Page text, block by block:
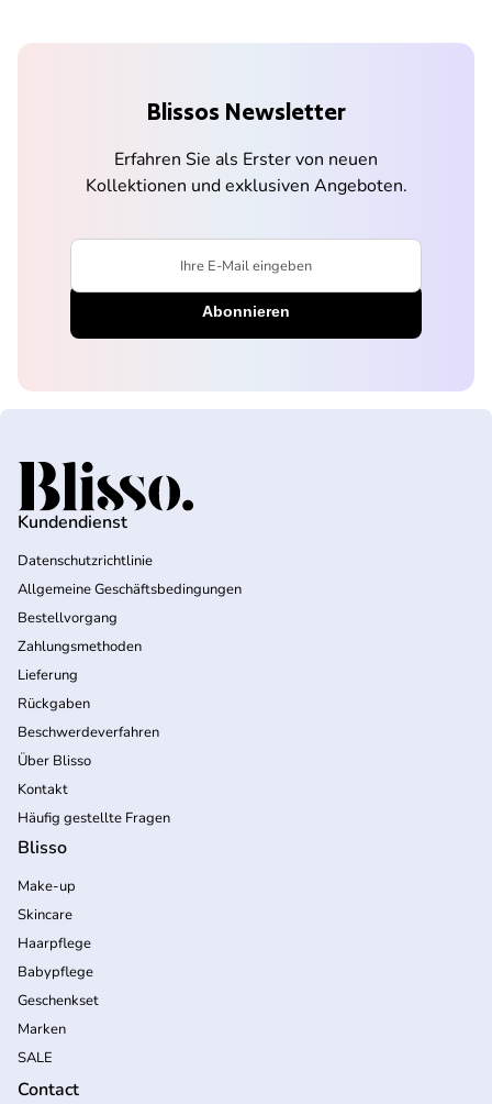
Blissos Newsletter
Erfahren Sie als Erster von neuen
Kollektionen und exklusiven Angeboten.
Ihre E-Mail eingeben
Startseite
Kundendienst
Datenschutzrichtlinie
Allgemeine Geschäftsbedingungen
Bestellvorgang
Zahlungsmethoden
Lieferung
Rückgaben
Beschwerdeverfahren
Über Blisso
Kontakt
Häufig gestellte Fragen
Blisso
Make-up
Skincare
Haarpflege
Babypflege
Geschenkset
Marken
SALE
Contact